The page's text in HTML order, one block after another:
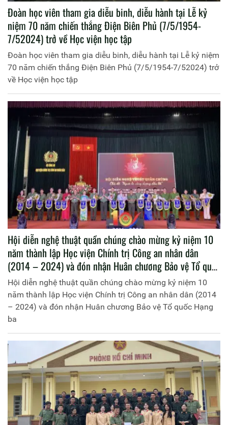
Đoàn học viên tham gia diễu binh, diễu hành tại Lễ kỷ
niệm 70 năm chiến thắng Điện Biên Phủ (7/5/1954-
7/52024) trở về Học viện học tập
Đoàn học viên tham gia diễu binh, diễu hành tại Lễ kỷ niệm
70 năm chiến thắng Điện Biên Phủ (7/5/1954-7/52024) trở
về Học viện học tập
Hội diễn nghệ thuật quần chúng chào mừng kỷ niệm 10
năm thành lập Học viện Chính trị Công an nhân dân
(2014 – 2024) và đón nhận Huân chương Bảo vệ Tổ quốc
Hạng ba
Hội diễn nghệ thuật quần chúng chào mừng kỷ niệm 10
năm thành lập Học viện Chính trị Công an nhân dân (2014
– 2024) và đón nhận Huân chương Bảo vệ Tổ quốc Hạng
ba